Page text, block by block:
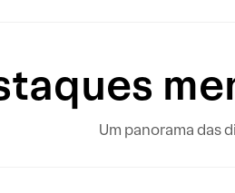
Um panorama das